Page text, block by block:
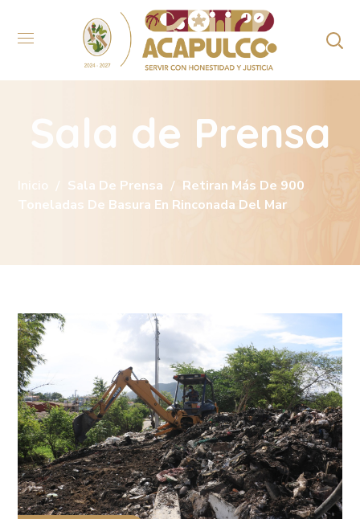
Sala de Prensa
Inicio Sala De Prensa
R E T I R A N M Á S D E 9 0 0
T O N E L A D A S D E B A S U R A E N R I N C O N A D A D E L M A R